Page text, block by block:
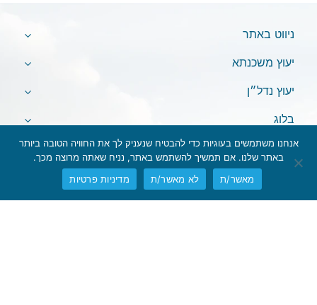
ניווט באתר
יעוץ משכנתא
יעוץ נדל״ן
בלוג
אנחנו משתמשים בעוגיות כדי להבטיח שנעניק לך את החוויה הטובה ביותר
באתר שלנו. אם תמשיך להשתמש באתר, נניח שאתה מרוצה מכך.
מאשר/ת
לא מאשר/ת מדיניות פרטיות